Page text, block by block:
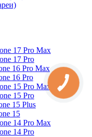
17 Pro Max
17 Pro
16 Pro Max
16 Pro
15 Pro Max
15 Pro
15 Plus
15
14 Pro Max
14 Pro